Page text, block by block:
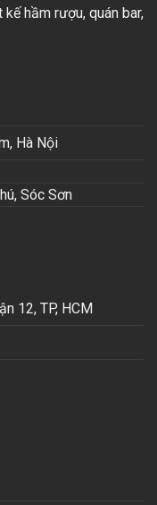
hầm rượu, quán bar,
Hà Nội
Sóc Sơn
12, TP, HCM